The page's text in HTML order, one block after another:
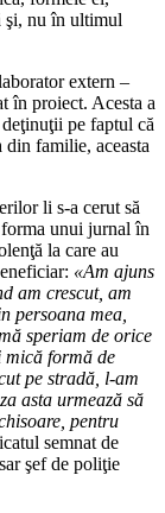
şi, nu în ultimul
extern –
în proiect. Acesta a
pe faptul că
familie, aceasta
li s-a cerut să
unui jurnal în
la care au
«Am ajuns
am crescut, am
persoana mea,
speriam de orice
mică formă de
pe stradă, l-am
asta urmează să
pentru
semnat de
şef de poliţie